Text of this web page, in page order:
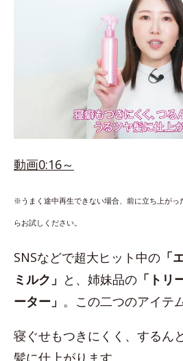
動画0:16～
※うまく途中再生できない場合、前に立ち上がっ
らお試しください。
SNSなどで超大ヒット中の 「
ミルク」 と、姉妹品の 「トリ
ーター」 。この二つのアイテ
寝ぐせもつきにくく、するん